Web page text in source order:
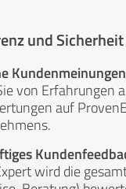
und
Kundenmeinungen
von Erfahrungen
auf
wird die